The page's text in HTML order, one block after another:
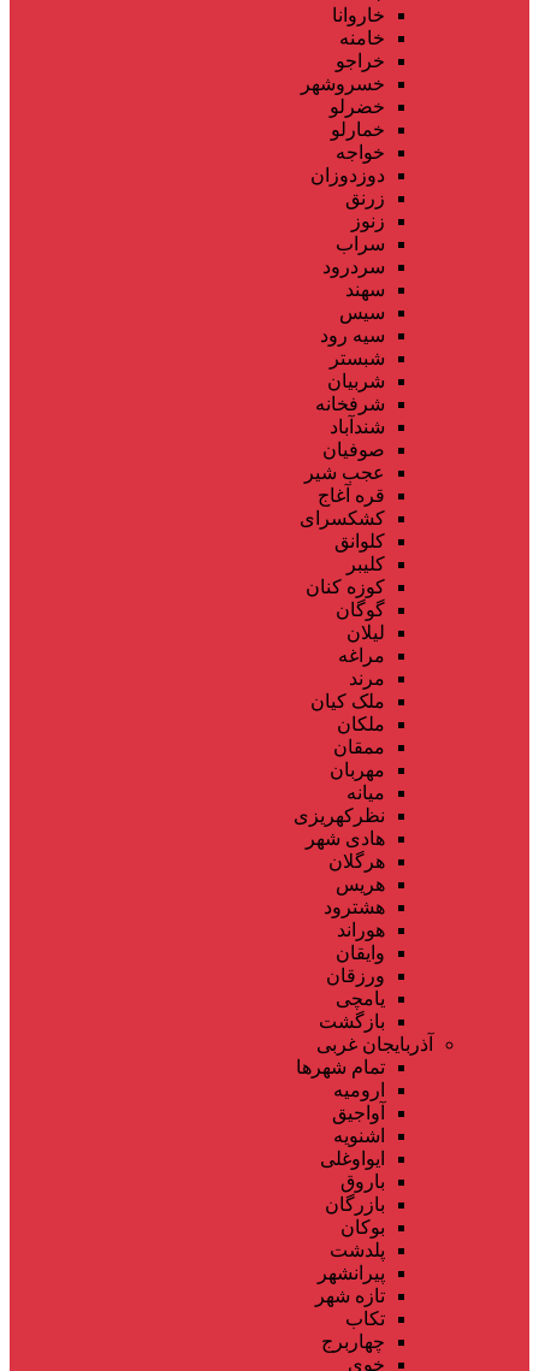
خاروانا
خامنه
خراجو
خسروشهر
خضرلو
خمارلو
خواجه
دوزدوزان
زرنق
زنوز
سراب
سردرود
سهند
سیس
سیه رود
شبستر
شربیان
شرفخانه
شندآباد
صوفیان
عجب شیر
قره آغاج
کشکسرای
کلوانق
کلیبر
کوزه کنان
گوگان
لیلان
مراغه
مرند
ملک کیان
ملکان
ممقان
مهربان
میانه
نظرکهریزی
هادی شهر
هرگلان
هریس
هشترود
هوراند
وایقان
ورزقان
یامچی
بازگشت
آذربایجان غربی
تمام شهر‌ها
ارومیه
آواجیق
اشنویه
ایواوغلی
باروق
بازرگان
بوکان
پلدشت
پیرانشهر
تازه شهر
تکاب
چهاربرج
خوی